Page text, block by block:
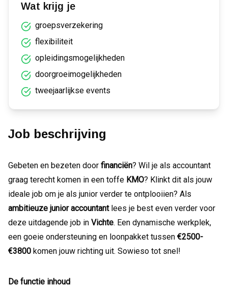
Wat krijg je
groepsverzekering
flexibiliteit
opleidingsmogelijkheden
doorgroeimogelijkheden
tweejaarlijkse events
Job beschrijving
Gebeten en bezeten door financiën? Wil je als accountant
graag terecht komen in een toffe KMO? Klinkt dit als jouw
ideale job om je als junior verder te ontplooiien? Als
ambitieuze junior accountantlees je best even verder voor
deze uitdagende job in Vichte. Een dynamische werkplek,
een goeie ondersteuning en loonpakket tussen €2500-
€3800 komen jouw richting uit. Sowieso tot snel!
De functie inhoud